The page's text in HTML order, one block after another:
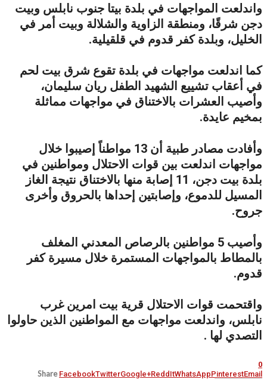
واندلعت المواجهات في بلدة بيتا جنوب نابلس وبيت
دجن شرقًا، ومنطقة الزاوية والشلالة وبيت أمر في
الخليل، وبلدة كفر قدوم في قلقيلية.
كما اندلعت مواجهات في بلدة تقوع شرق بيت لحم
في أعقاب تشييع الشهيد الطفل ريان سليمان،
وأصيب العشرات بالاختناق في مواجهات مماثلة
بمخيم عايدة.
وأفادت مصادر طبية أن 13 مواطناً إصيبوا خلال
مواجهات اندلعت بين قوات الاحتلال ومواطنين في
بلدة بيت دجن، 11 إصابة منها بالاختناق نتيجة الغاز
المسيل للدموع، وإصابتين إحداها بالحروق وأخرى
جروح.
وأصيب 5 مواطنين بالرصاص المعدني المغلف
بالمطاط بالمواجهات المستمرة خلال مسيرة كفر
قدوم.
واقتحمت قوات الاحتلال قرية بيت امرين غرب
نابلس، واندلعت مواجهات مع المواطنين الذين حاولوا
التصدي لها .
0
Share FacebookTwitterGoogle+ReddItWhatsAppPinterestEmail